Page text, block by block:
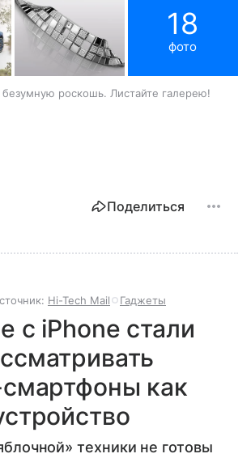
18
фото
безумную роскошь. Листайте галерею!
Поделиться
Hi-Tech Mail Гаджеты
с iPhone стали
как
техники не готовы